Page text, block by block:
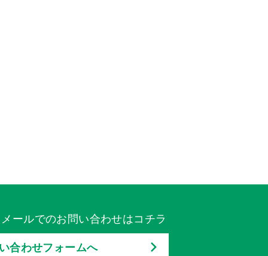
メールでのお問い合わせはコチラ
合わせフォームへ